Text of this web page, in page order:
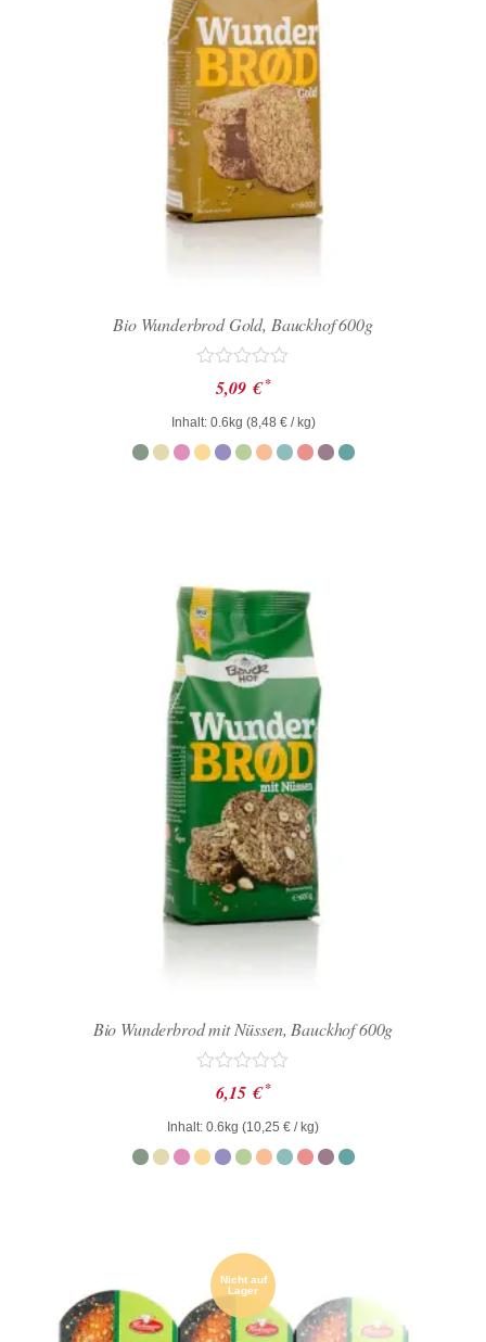
Bio Wunderbrod Gold, Bauckhof 600g
Bewertet
mit
0
von
5
5,09 € *
Inhalt: 0.6kg (8,48 €/ kg)
Bio Wunderbrod mit Nüssen, Bauckhof 600g
Bewertet
mit
0
von
5
6,15 € *
Inhalt: 0.6kg (10,25 € / kg)
Nicht auf
Lager